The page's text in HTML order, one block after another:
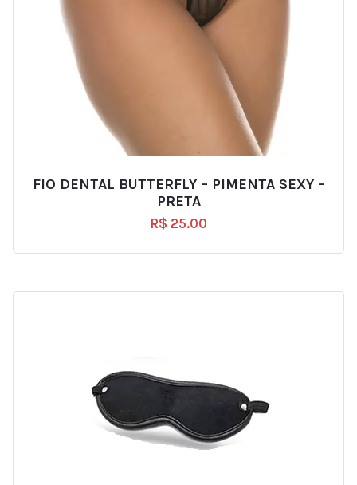
FIO DENTAL BUTTERFLY – PIMENTA SEXY –
PRETA
R$ 25.00